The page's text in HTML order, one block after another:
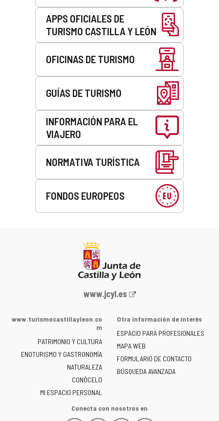
APPS OFICIALES DE
TURISMO CASTILLA Y LEÓN
OFICINAS DE TURISMO
GUÍAS DE TURISMO
INFORMACIÓN PARA EL
VIAJERO
NORMATIVA TURÍSTICA
FONDOS EUROPEOS
Portal
la
de
Castilla
y
León
-
www.jcyl.es
www.turismocastillayleon.co
m
PATRIMONIO Y CULTURA
ENOTURISMO Y GASTRONOMÍA
NATURALEZA
CONÓCELO
MI ESPACIO PERSONAL
Otra información de interés
ESPACIO PARA PROFESIONALES
MAPA WEB
FORMULARIO DE CONTACTO
BÚSQUEDA AVANZADA
Conecta con nosotros en